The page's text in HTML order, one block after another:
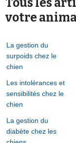
Tous les
votre
La gestion du
surpoids chez le
chien
Les intolérances et
sensibilités chez le
chien
La gestion du
diabète chez les